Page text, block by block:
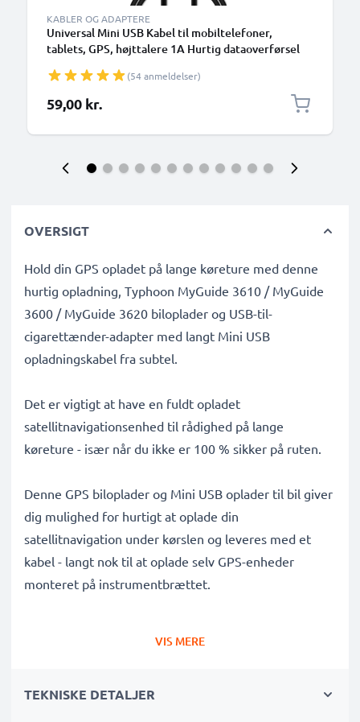
KABLER OG ADAPTERE
Universal Mini USB Kabel til mobiltelefoner,
tablets, GPS, højttalere 1A Hurtig dataoverførsel
(54 anmeldelser)
59,00 kr.
OVERSIGT
Hold din GPS opladet på lange køreture med denne
hurtig opladning, Typhoon MyGuide 3610 / MyGuide
3600 / MyGuide 3620 biloplader og USB-til-
cigarettænder-adapter med langt Mini USB
opladningskabel fra subtel.
Det er vigtigt at have en fuldt opladet
satellitnavigationsenhed til rådighed på lange
køreture - især når du ikke er 100 % sikker på ruten.
Denne GPS biloplader og Mini USB oplader til bil giver
dig mulighed for hurtigt at oplade din
satellitnavigation under kørslen og leveres med et
kabel - langt nok til at oplade selv GPS-enheder
monteret på instrumentbrættet.
funktioner:
VIS MERE
TEKNISKE DETALJER